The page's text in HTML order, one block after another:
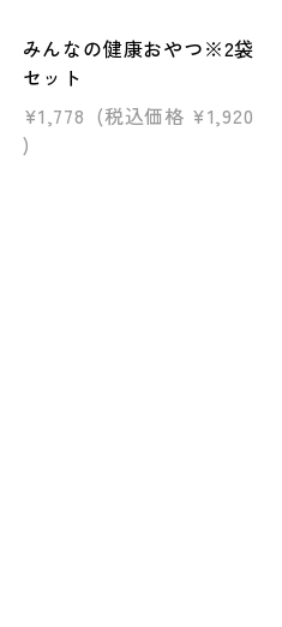
みんなの健康おやつ※2袋
セット
¥1,778 (税込価格 ¥1,920
)